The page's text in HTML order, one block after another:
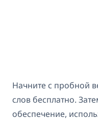
Начните с пробной
слов бесплатно.
обеспечение,